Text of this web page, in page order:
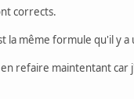
corrects.
la même formule qu'il y a
refaire maintentant car